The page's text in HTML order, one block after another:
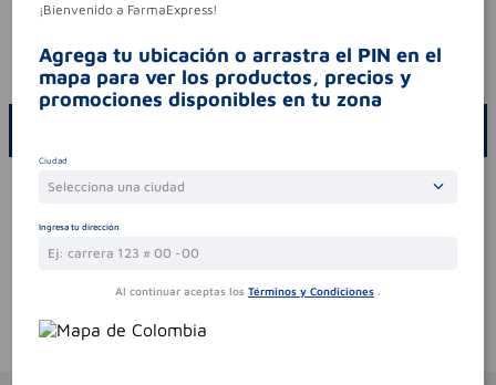
contraindicaciones
codigo invima nsoc19409-23co
Por favor, inicie sesión para escribir un comentario
Sin comentarios.
Te puede interesar
¡Bienvenido a FarmaExpress!
Agrega tu ubicación o arrastra el PIN en el
mapa para ver los productos, precios y
promociones disponibles en tu zona
Ciudad
Selecciona una ciudad
Ingresa tu dirección
Al continuar aceptas los Términos y Condiciones .